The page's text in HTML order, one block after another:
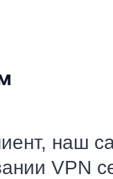
наш
VPN